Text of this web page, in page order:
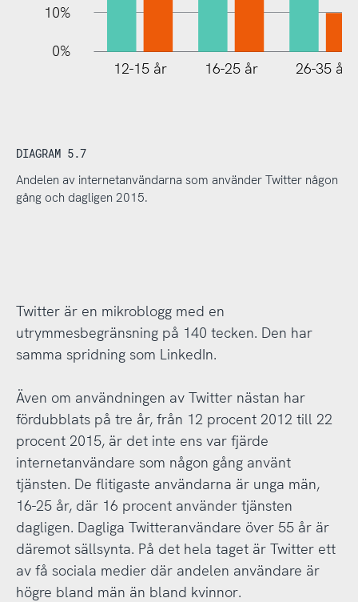
10%
0%
12-15 år
16-25 år 26-35 år
DIAGRAM 5.7
Andelen av internetanvändarna som använder Twitter någon
gång och dagligen 2015.
Twitter är en mikroblogg med en
utrymmesbegränsning på 140 tecken. Den har
samma spridning som LinkedIn.
Även om användningen av Twitter nästan har
fördubblats på tre år, från 12 procent 2012 till 22
procent 2015, är det inte ens var fjärde
internetanvändare som någon gång använt
tjänsten. De flitigaste användarna är unga män,
16-25 år, där 16 procent använder tjänsten
dagligen. Dagliga Twitteranvändare över 55 år är
däremot sällsynta. På det hela taget är Twitter ett
av få sociala medier där andelen användare är
högre bland män än bland kvinnor.